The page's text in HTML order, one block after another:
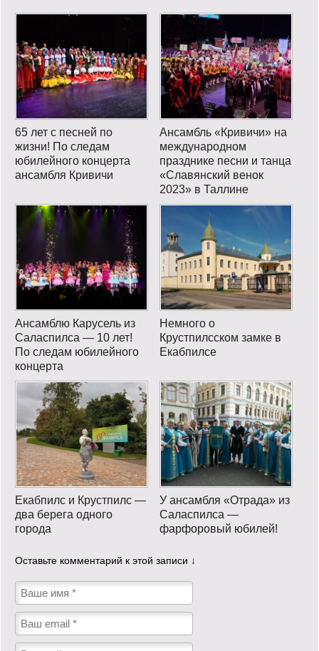
65 лет с песней по
жизни! По следам
юбилейного концерта
ансамбля Кривичи
Ансамбль «Кривичи» на
международном
празднике песни и танца
«Славянский венок
2023» в Таллине
Ансамблю Карусель из
Саласпилса — 10 лет!
По следам юбилейного
концерта
Немного о
Крустпилсском замке в
Екабпилсе
Екабпилс и Крустпилс —
два берега одного
города
У ансамбля «Отрада» из
Саласпилса —
фарфоровый юбилей!
Оставьте комментарий к этой записи ↓